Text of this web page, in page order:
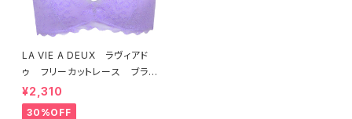
LA VIE A DEUX ラヴィアド
ゥ フリーカットレース ブラレ
ット ソフトブラ（ラベンダー）22
463 SALE 送料無料
¥2,310
30%OFF